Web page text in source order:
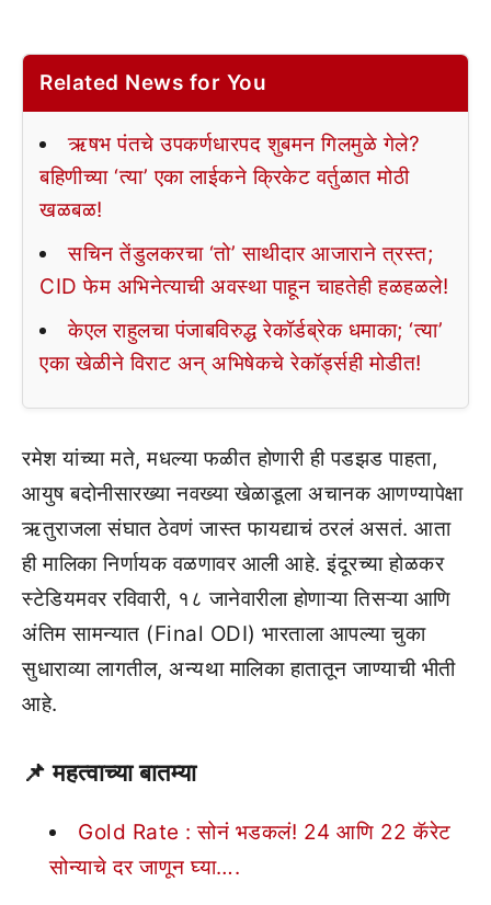
Related News for You
ऋषभ पंतचे उपकर्णधारपद शुबमन गिलमुळे गेले?
बहिणीच्या ‘त्या’ एका लाईकने क्रिकेट वर्तुळात मोठी
खळबळ!
सचिन तेंडुलकरचा ‘तो’ साथीदार आजाराने त्रस्त;
CID फेम अभिनेत्याची अवस्था पाहून चाहतेही हळहळले!
केएल राहुलचा पंजाबविरुद्ध रेकॉर्डब्रेक धमाका; ‘त्या’
एका खेळीने विराट अन् अभिषेकचे रेकॉर्ड्सही मोडीत!
रमेश यांच्या मते, मधल्या फळीत होणारी ही पडझड पाहता,
आयुष बदोनीसारख्या नवख्या खेळाडूला अचानक आणण्यापेक्षा
ऋतुराजला संघात ठेवणं जास्त फायद्याचं ठरलं असतं. आता
ही मालिका निर्णायक वळणावर आली आहे. इंदूरच्या होळकर
स्टेडियमवर रविवारी, १८ जानेवारीला होणाऱ्या तिसऱ्या आणि
अंतिम सामन्यात (Final ODI) भारताला आपल्या चुका
सुधाराव्या लागतील, अन्यथा मालिका हातातून जाण्याची भीती
आहे.
📌 महत्वाच्या बातम्या
Gold Rate : सोनं भडकलं! 24 आणि 22 कॅरेट
सोन्याचे दर जाणून घ्या….